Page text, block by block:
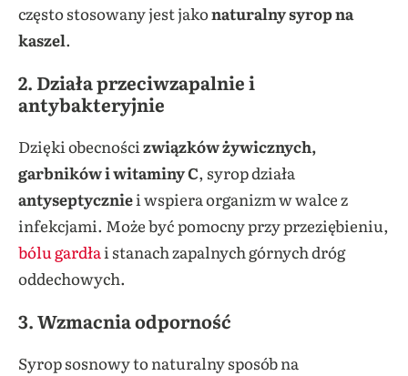
często stosowany jest jakonaturalny syrop na
kaszel.
2. Działa przeciwzapalnie i
antybakteryjnie
Dzięki obecności związków żywicznych,
garbników i witaminy C, syrop działa
antyseptyczniei wspiera organizm w walce z
infekcjami. Może być pomocny przy przeziębieniu,
bólu gardła i stanach zapalnych górnych dróg
oddechowych.
3.Wzmacnia odporność
Syrop sosnowy to naturalny sposób na